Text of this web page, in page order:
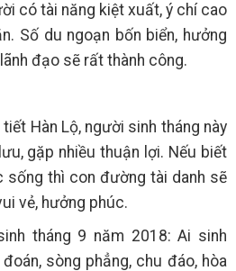
có tài năng kiệt xuất, ý chí cao
Số du ngoạn bốn biển, hưởng
đạo sẽ rất thành công.
Hàn Lộ, người sinh tháng này
gặp nhiều thuận lợi. Nếu biết
thì con đường tài danh sẽ
vẻ, hưởng phúc.
tháng 9 năm 2018: Ai sinh
sòng phẳng, chu đáo, hòa